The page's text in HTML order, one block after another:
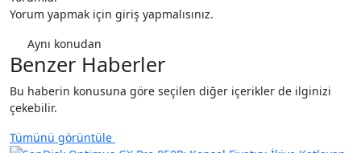
Yorum yapmak için giriş yapmalısınız.
Aynı konudan
Benzer Haberler
Bu haberin konusuna göre seçilen diğer içerikler de ilginizi
çekebilir.
Tümünü görüntüle